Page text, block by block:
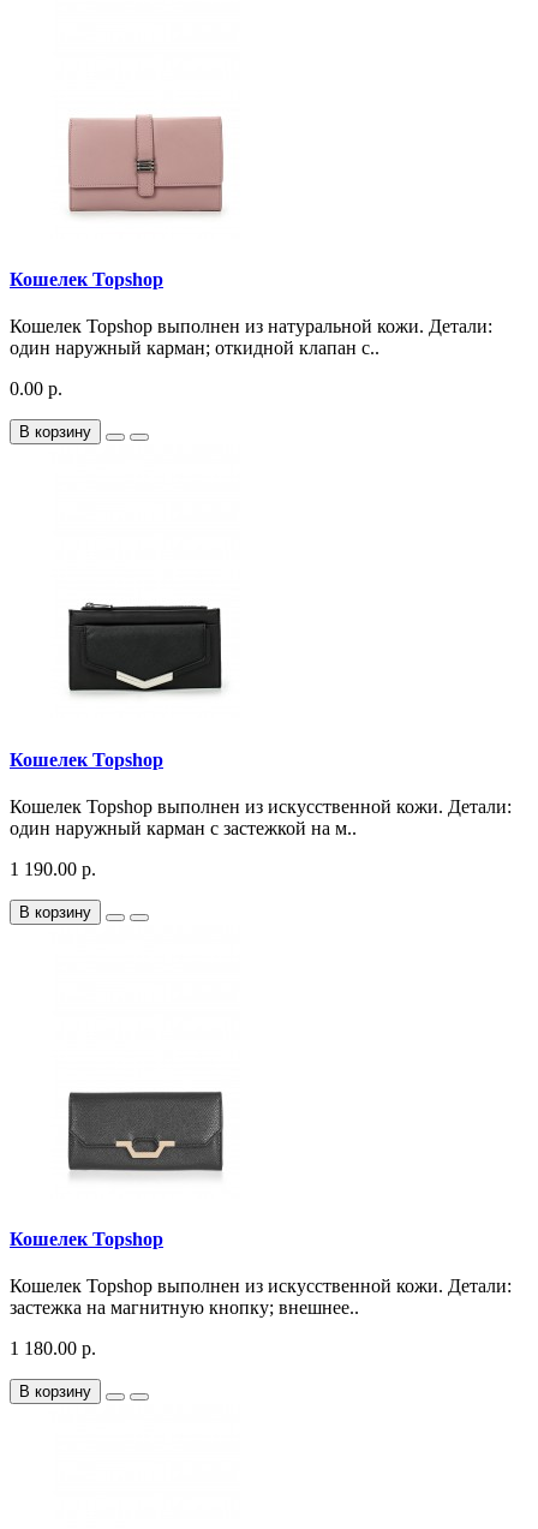
Кошелек Topshop
Кошелек Topshop выполнен из натуральной кожи. Детали:
один наружный карман; откидной клапан с..
0.00 р.
В корзину
Кошелек Topshop
Кошелек Topshop выполнен из искусственной кожи. Детали:
один наружный карман с застежкой на м..
1 190.00 р.
В корзину
Кошелек Topshop
Кошелек Topshop выполнен из искусственной кожи. Детали:
застежка на магнитную кнопку; внешнее..
1 180.00 р.
В корзину